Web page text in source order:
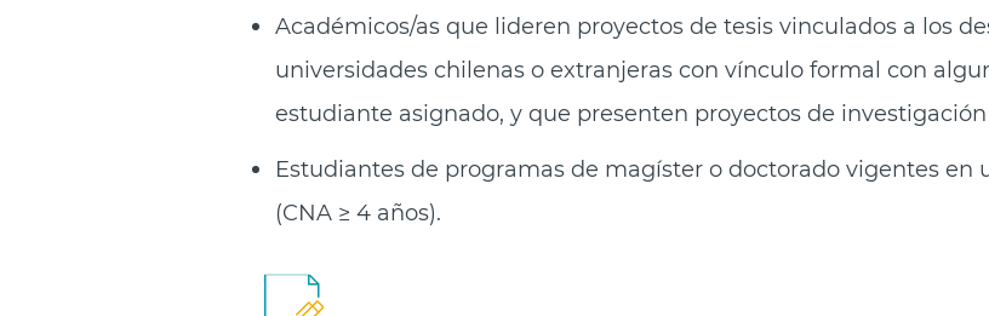
Académicos/as que lideren proyectos de tesis vinculados a los
universidades chilenas o extranjeras con vínculo formal con
estudiante asignado, y que presenten proyectos de
Estudiantes de programas de magíster o doctorado vigentes en
(CNA ≥ 4 años).